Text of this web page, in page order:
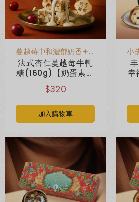
蔓越莓中和濃郁奶香✦層次分明
法式杏仁蔓越莓牛軋
糖(160g)【奶蛋素】
(無附提袋)
$320
加入購物車
幸